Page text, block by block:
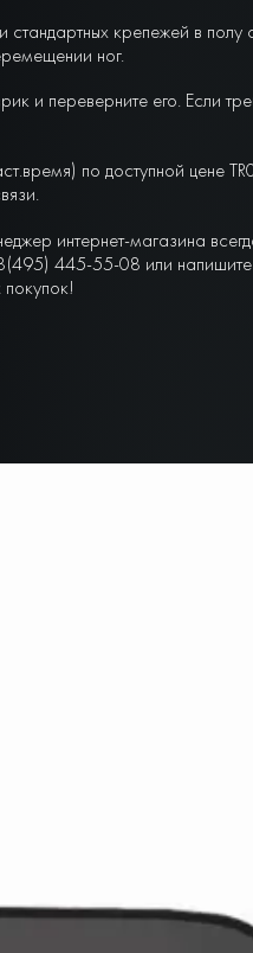
крепежей в полу
ног.
и переверните его. Если
по доступной цене
интернет-магазина
445-55-08 или